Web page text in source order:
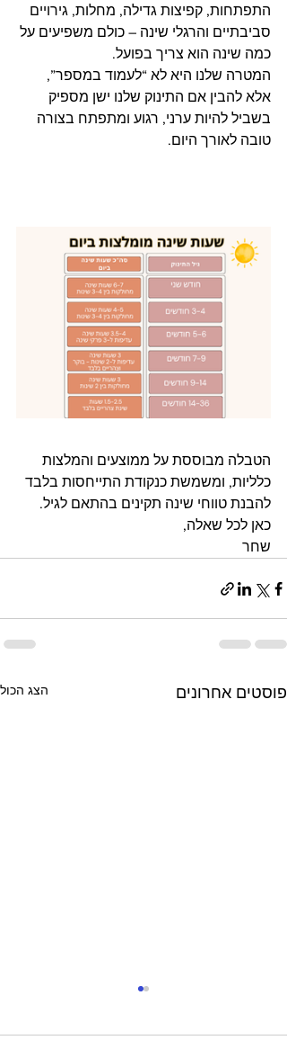
התפתחות, קפיצות גדילה, מחלות, גירויים
סביבתיים והרגלי שינה – כולם משפיעים על
כמה שינה הוא צריך בפועל.
המטרה שלנו היא לא “לעמוד במספר”,
אלא להבין אם התינוק שלנו ישן מספיק
בשביל להיות ערני, רגוע ומתפתח בצורה
טובה לאורך היום.
הטבלה מבוססת על ממוצעים והמלצות
כלליות, ומשמשת כנקודת התייחסות בלבד
להבנת טווחי שינה תקינים בהתאם לגיל.
כאן לכל שאלה,
שחר
פוסטים אחרונים הצג הכול